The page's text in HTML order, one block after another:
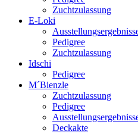
Zuchtzulassung
E-Loki
Pedigree
Zuchtzulassung
Idschi
Pedigree
M´Bienzle
Zuchtzulassung
Pedigree
Deckakte